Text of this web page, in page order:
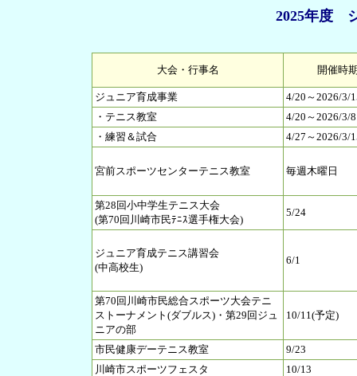
2025年度
大会・行事名 開催時
ジュニア育成事業
4/20～2026/3/
・テニス教室
4/20～2026/3/8
・練習＆試合
4/27～2026/3/
宮前スポーツセンターテニス教室 毎週木曜日
第28回小中学生テニス大会
(第70回川崎市民ﾃﾆｽ選手権大会)
5/24
ジュニア育成テニス講習会
(中高校生)
6/1
第70回川崎市民総合スポーツ大会テニ
ストーナメント(ダブルス)・第29回ジュ
ニアの部
10/11(予定)
市民健康デーテニス教室
9/23
川崎市スポーツフェスタ
10/13